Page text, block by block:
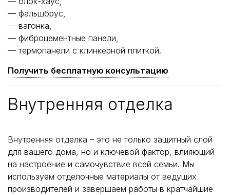
— фальшбрус,
— вагонка,
— фиброцементные панели,
— термопанели с клинкерной плиткой.
Получить бесплатную консультацию
Внутренняя отделка
Внутренняя отделка – это не только защитный слой
для вашего дома, но и ключевой фактор, влияющий
на настроение и самочувствие всей семьи. Мы
используем отделочные материалы от ведущих
производителей и завершаем работы в кратчайшие